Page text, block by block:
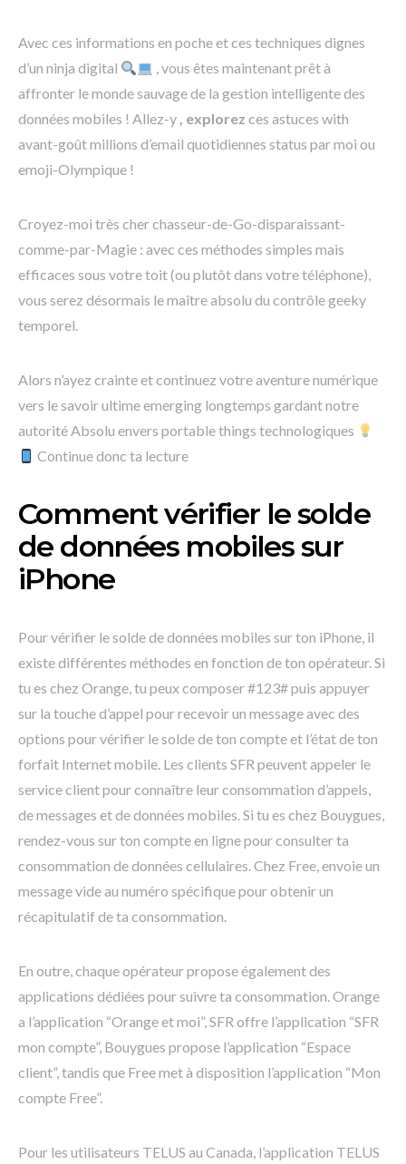
Avec ces informations en poche et ces techniques dignes
d’un ninja digital
, vous êtes maintenant prêt à
affronter le monde sauvage de la gestion intelligente des
données mobiles ! Allez-y , explorez ces astuces with
avant-goût millions d’email quotidiennes status par moi ou
emoji-Olympique !
Croyez-moi très cher chasseur-de-Go-disparaissant-
comme-par-Magie : avec ces méthodes simples mais
efficaces sous votre toit (ou plutôt dans votre téléphone),
vous serez désormais le maître absolu du contrôle geeky
temporel.
Alors n’ayez crainte et continuez votre aventure numérique
vers le savoir ultime emerging longtemps gardant notre
autorité Absolu envers portable things technologiques
Continue donc ta lecture
Comment vérifier le solde
de données mobiles sur
iPhone
Pour vérifier le solde de données mobiles sur ton iPhone, il
existe différentes méthodes en fonction de ton opérateur. Si
tu es chez Orange, tu peux composer #123# puis appuyer
sur la touche d’appel pour recevoir un message avec des
options pour vérifier le solde de ton compte et l’état de ton
forfait Internet mobile. Les clients SFR peuvent appeler le
service client pour connaître leur consommation d’appels,
de messages et de données mobiles. Si tu es chez Bouygues,
rendez-vous sur ton compte en ligne pour consulter ta
consommation de données cellulaires. Chez Free, envoie un
message vide au numéro spécifique pour obtenir un
récapitulatif de ta consommation.
En outre, chaque opérateur propose également des
applications dédiées pour suivre ta consommation. Orange
a l’application “Orange et moi”, SFR offre l’application “SFR
mon compte”, Bouygues propose l’application “Espace
client”, tandis que Free met à disposition l’application “Mon
compte Free”.
Pour les utilisateurs TELUS au Canada, l’application TELUS